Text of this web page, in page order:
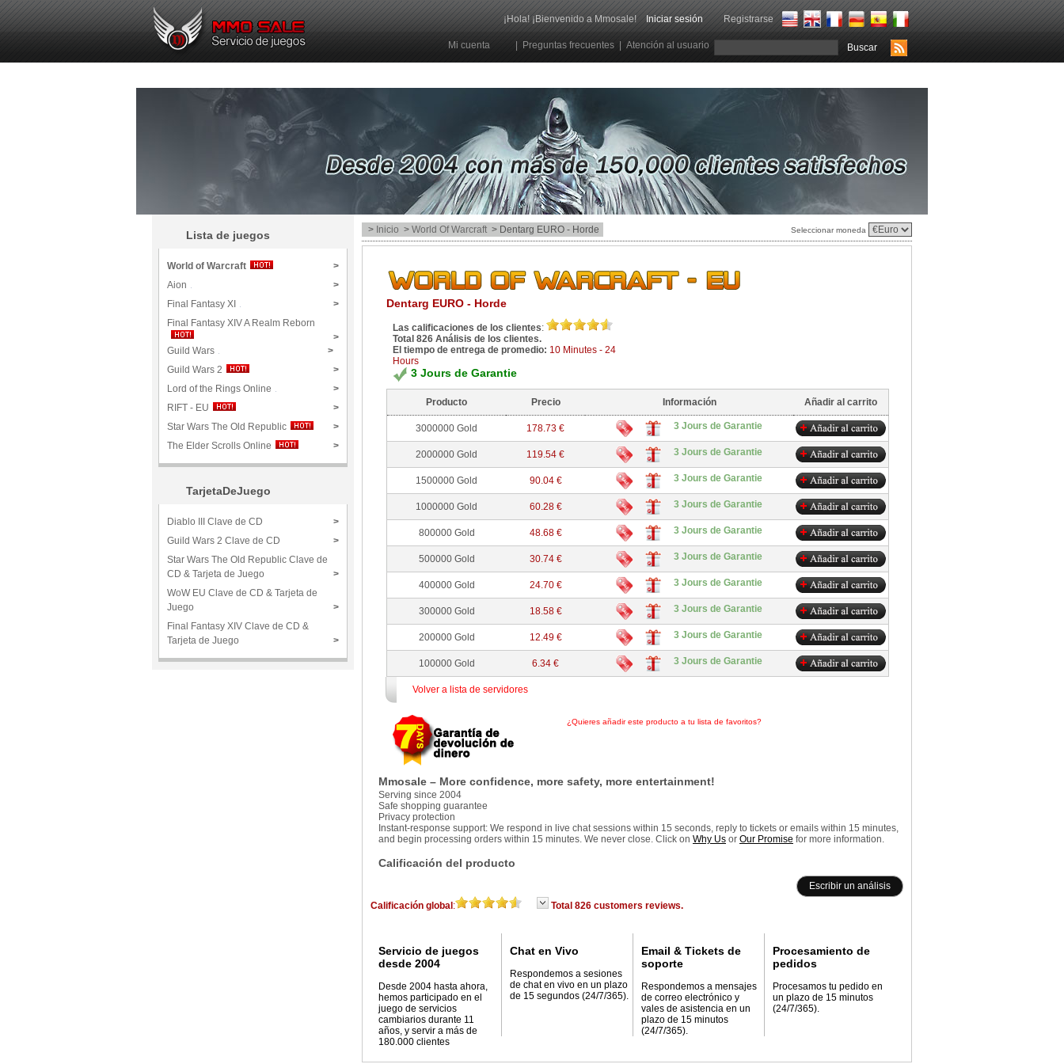
¡Hola! ¡Bienvenido a Mmosale! Iniciar sesión Registrarse
Atención al usuario
Preguntas frecuentes
Mi cuenta
Lista de juegos
World of Warcraft
>
Aion
>
Final Fantasy XI
>
Final Fantasy XIV A Realm Reborn
>
Guild Wars
>
Guild Wars 2
>
Lord of the Rings Online
>
RIFT - EU
>
Star Wars The Old Republic
>
The Elder Scrolls Online
>
TarjetaDeJuego
Diablo III Clave de CD
>
Guild Wars 2 Clave de CD
>
Star Wars The Old Republic Clave de
CD & Tarjeta de Juego
>
WoW EU Clave de CD & Tarjeta de
Juego
>
Final Fantasy XIV Clave de CD &
Tarjeta de Juego
>
> Inicio > World Of Warcraft > Dentarg EURO - Horde Seleccionar moneda
Dentarg EURO - Horde
Las calificaciones de los clientes:
Total 826 Análisis de los clientes.
El tiempo de entrega de promedio: 10 Minutes - 24
Hours
3 Jours de Garantie
Producto Precio Información Añadir al carrito
3000000 Gold 178.73 € 3 Jours de Garantie
2000000 Gold 119.54 € 3 Jours de Garantie
1500000 Gold 90.04 € 3 Jours de Garantie
1000000 Gold 60.28 € 3 Jours de Garantie
800000 Gold 48.68 € 3 Jours de Garantie
500000 Gold 30.74 € 3 Jours de Garantie
400000 Gold 24.70 € 3 Jours de Garantie
300000 Gold 18.58 € 3 Jours de Garantie
200000 Gold 12.49 € 3 Jours de Garantie
100000 Gold 6.34 € 3 Jours de Garantie
Volver a lista de servidores
¿Quieres añadir este producto a tu lista de favoritos?
Mmosale – More confidence, more safety, more entertainment!
Serving since 2004
Safe shopping guarantee
Privacy protection
Instant-response support: We respond in live chat sessions within 15 seconds, reply to tickets or emails within 15 minutes,
and begin processing orders within 15 minutes. We never close. Click on Why Us or Our Promise for more information.
Calificación del producto
Escribir un análisis
Calificación global: Total 826 customers reviews.
Servicio de juegos
desde 2004
Desde 2004 hasta ahora,
hemos participado en el
juego de servicios
cambiarios durante 11
años, y servir a más de
180.000 clientes
Chat en Vivo
Respondemos a sesiones
de chat en vivo en un plazo
de 15 segundos (24/7/365).
Email & Tickets de
soporte
Respondemos a mensajes
de correo electrónico y
vales de asistencia en un
plazo de 15 minutos
(24/7/365).
Procesamiento de
pedidos
Procesamos tu pedido en
un plazo de 15 minutos
(24/7/365).